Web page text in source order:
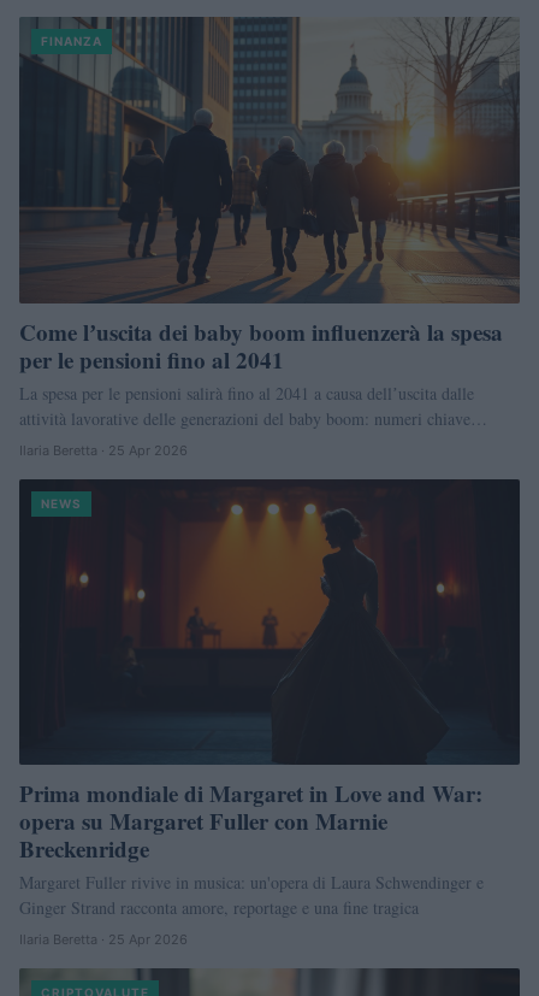
FINANZA
Come lʼuscita dei baby boom influenzerà la spesa
per le pensioni fino al 2041
La spesa per le pensioni salirà fino al 2041 a causa dellʼuscita dalle
attività lavorative delle generazioni del baby boom: numeri chiave…
Ilaria Beretta · 25 Apr 2026
NEWS
Prima mondiale di Margaret in Love and War:
opera su Margaret Fuller con Marnie
Breckenridge
Margaret Fuller rivive in musica: un'opera di Laura Schwendinger e
Ginger Strand racconta amore, reportage e una fine tragica
Ilaria Beretta · 25 Apr 2026
CRIPTOVALUTE